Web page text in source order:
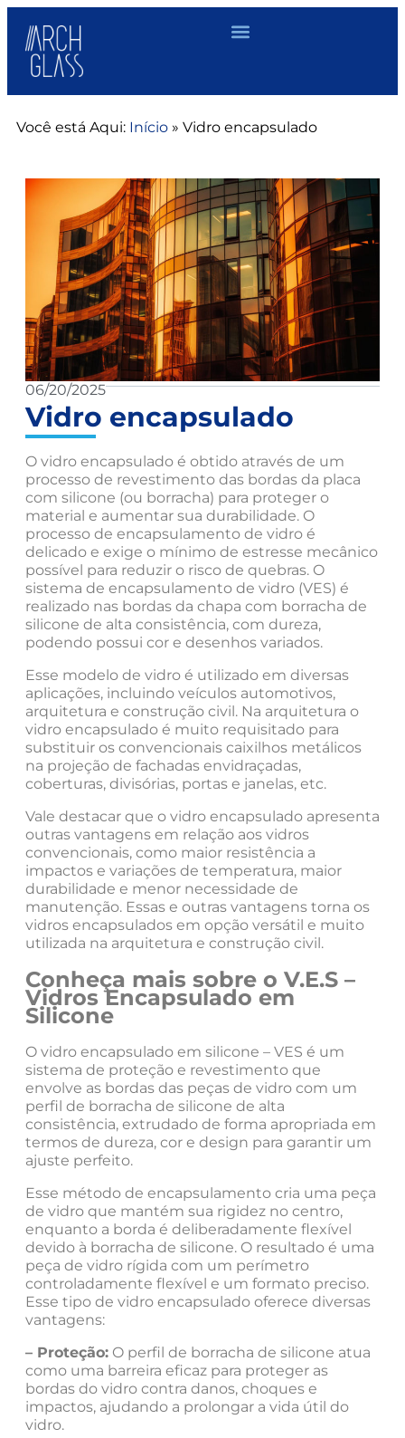
Você está Aqui: Início » Vidro encapsulado
06/20/2025
Vidro encapsulado
O vidro encapsulado é obtido através de um
processo de revestimento das bordas da placa
com silicone (ou borracha) para proteger o
material e aumentar sua durabilidade. O
processo de encapsulamento de vidro é
delicado e exige o mínimo de estresse mecânico
possível para reduzir o risco de quebras. O
sistema de encapsulamento de vidro (VES) é
realizado nas bordas da chapa com borracha de
silicone de alta consistência, com dureza,
podendo possui cor e desenhos variados.
Esse modelo de vidro é utilizado em diversas
aplicações, incluindo veículos automotivos,
arquitetura e construção civil. Na arquitetura o
vidro encapsulado é muito requisitado para
substituir os convencionais caixilhos metálicos
na projeção de fachadas envidraçadas,
coberturas, divisórias, portas e janelas, etc.
Vale destacar que o vidro encapsulado apresenta
outras vantagens em relação aos vidros
convencionais, como maior resistência a
impactos e variações de temperatura, maior
durabilidade e menor necessidade de
manutenção. Essas e outras vantagens torna os
vidros encapsulados em opção versátil e muito
utilizada na arquitetura e construção civil.
Conheça mais sobre o V.E.S –
Vidros Encapsulado em
Silicone
O vidro encapsulado em silicone – VES é um
sistema de proteção e revestimento que
envolve as bordas das peças de vidro com um
perfil de borracha de silicone de alta
consistência, extrudado de forma apropriada em
termos de dureza, cor e design para garantir um
ajuste perfeito.
Esse método de encapsulamento cria uma peça
de vidro que mantém sua rigidez no centro,
enquanto a borda é deliberadamente flexível
devido à borracha de silicone. O resultado é uma
peça de vidro rígida com um perímetro
controladamente flexível e um formato preciso.
Esse tipo de vidro encapsulado oferece diversas
vantagens:
– Proteção: O perfil de borracha de silicone atua
como uma barreira eficaz para proteger as
bordas do vidro contra danos, choques e
impactos, ajudando a prolongar a vida útil do
vidro.